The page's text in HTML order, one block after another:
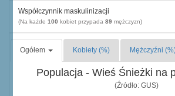
Współczynnik maskulinizacji
(Na każde 100 kobiet przypada 89 mężczyzn)
Ogółem Kobiety (%) Mężczyźni
Populacja - Wieś Śnieżki na
(Źródło: GUS)